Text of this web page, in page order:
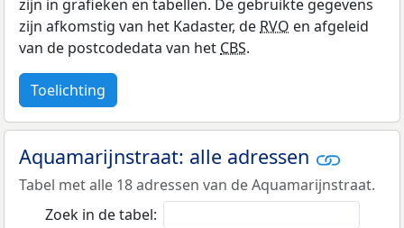
zijn in grafieken en tabellen. De gebruikte gegevens
zijn afkomstig van het Kadaster, deRVO en afgeleid
van de postcodedata van hetCBS.
Toelichting
Aquamarijnstraat: alle adressen
Tabel met alle 18 adressen van de Aquamarijnstraat.
Zoek in de tabel: